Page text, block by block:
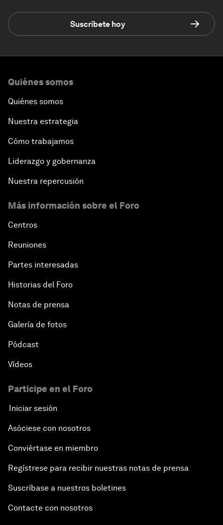
Suscríbete hoy
Quiénes somos
Quiénes somos
Nuestra estrategia
Cómo trabajamos
Liderazgo y gobernanza
Nuestra repercusión
Más información sobre el Foro
Centros
Reuniones
Partes interesadas
Historias del Foro
Notas de prensa
Galería de fotos
Pódcast
Vídeos
Participe en el Foro
Iniciar sesión
Asóciese con nosotros
Conviértase en miembro
Regístrese para recibir nuestras notas de prensa
Suscríbase a nuestros boletines
Contacte con nosotros